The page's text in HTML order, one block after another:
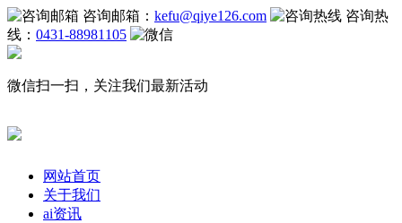
咨询邮箱： kefu@qiye126.com
咨询热
线： 0431-88981105
微信扫一扫，关注我们最新活动
网站首页
关于我们
ai资讯